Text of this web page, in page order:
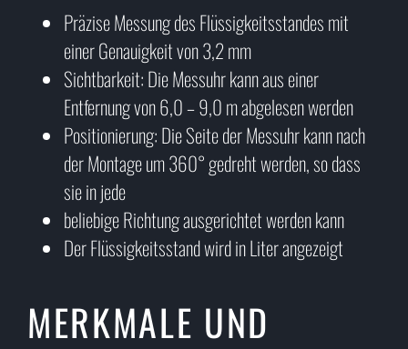
Präzise Messung des Flüssigkeitsstandes mit
einer Genauigkeit von 3,2 mm
Sichtbarkeit: Die Messuhr kann aus einer
Entfernung von 6,0 – 9,0 m abgelesen werden
Positionierung: Die Seite der Messuhr kann nach
der Montage um 360° gedreht werden, so dass
sie in jede
beliebige Richtung ausgerichtet werden kann
Der Flüssigkeitsstand wird in Liter angezeigt
MERKMALE UND